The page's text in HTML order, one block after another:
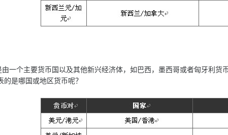
一个主要货币国以及其他新兴经济体，如巴西，墨西哥或者匈牙利货
是哪国或地区货币呢？